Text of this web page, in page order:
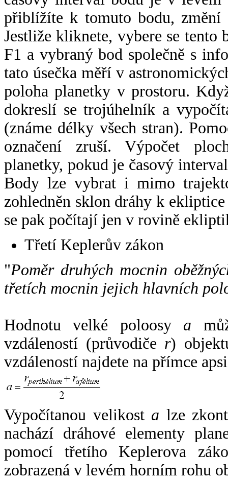
přiblížíte k tomuto bodu,
Jestliže kliknete, vybere se tento
F1 a vybraný bod společně s
tato úsečka měří v
poloha planetky v prostoru.
dokreslí se trojúhelník a
(známe délky všech stran).
označení zruší. Výpočet
planetky, pokud je časový
Body lze vybrat i mimo
zohledněn sklon dráhy k
se pak počítají jen v rovině
Třetí Keplerův zákon
"Poměr druhých mocnin
třetích mocnin jejich hlavních
Hodnotu velké poloosy a
vzdáleností (průvodiče r)
vzdáleností najdete na přímce
Vypočítanou velikost a lze
nachází dráhové elementy
pomocí třetího Keplerova
zobrazená v levém horním rohu